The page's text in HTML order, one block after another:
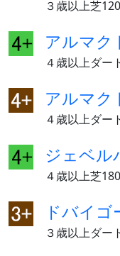
３歳以上芝
アルマク
４歳以上ダー
アルマク
４歳以上ダー
ジェベル
４歳以上芝
ドバイ
３歳以上ダー